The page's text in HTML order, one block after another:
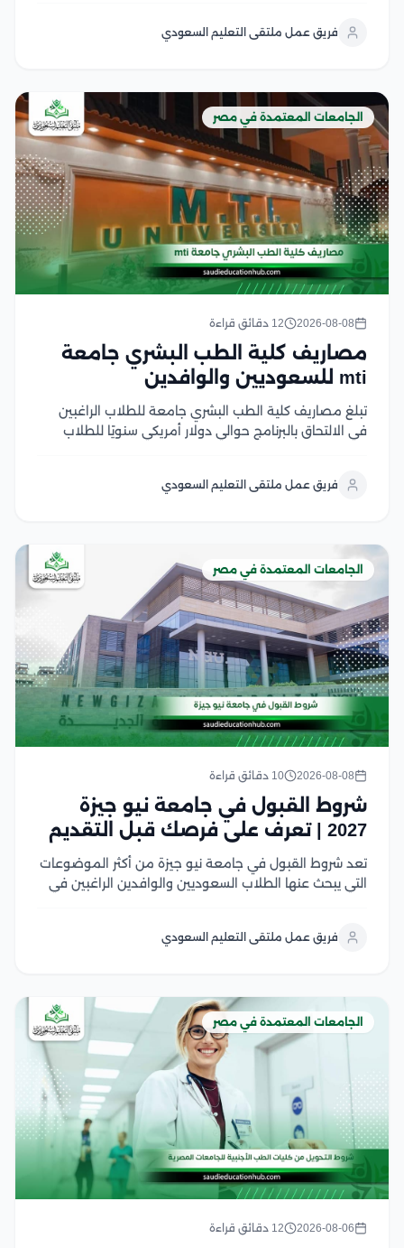
والعلوم والتكنولوجيا والإدارة وغيرها في هذا المقال نوضح
فريق عمل ملتقى التعليم السعودي
الجامعات المعتمدة في مصر
2026-08-08 12 دقائق قراءة
مصاريف كلية الطب البشري جامعة
mti للسعوديين والوافدين
تبلغ مصاريف كلية الطب البشري جامعة للطلاب الراغبين
في الالتحاق بالبرنامج حوالي دولار أمريكي سنويًا للطلاب
التفاصيل وتكون معتمدة في هذا المقال نستعرض...
فريق عمل ملتقى التعليم السعودي
الجامعات المعتمدة في مصر
2026-08-08 10 دقائق قراءة
شروط القبول في جامعة نيو جيزة
2027 | تعرف على فرصك قبل التقديم
تعد شروط القبول في جامعة نيو جيزة من أكثر الموضوعات
التي يبحث عنها الطلاب السعوديين والوافدين الراغبين في
واستيفاء الحد الأدنى المطلوب للكلية،...
فريق عمل ملتقى التعليم السعودي
الجامعات المعتمدة في مصر
2026-08-06 12 دقائق قراءة